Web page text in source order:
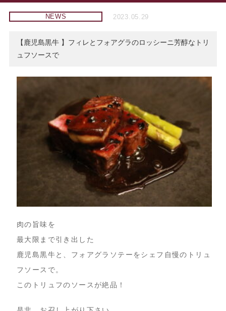
NEWS 2023.05.29
【鹿児島黒牛 】フィレとフォアグラのロッシーニ芳醇なトリ
ュフソースで
肉の旨味を
最大限まで引き出した
鹿児島黒牛と、フォアグラソテーをシェフ自慢のトリュ
フソースで。
このトリュフのソースが絶品！